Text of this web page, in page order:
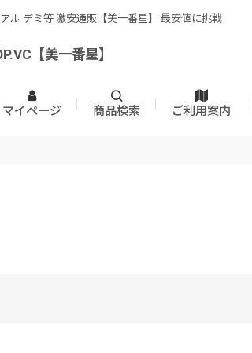
ル デミ等 激安通販【美一番星】 最安値に挑戦
【美一番星】
マイページ 商品検索 ご利用案内